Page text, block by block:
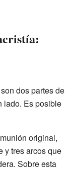
dos partes de
lado. Es posible
original,
y tres arcos que
Sobre esta